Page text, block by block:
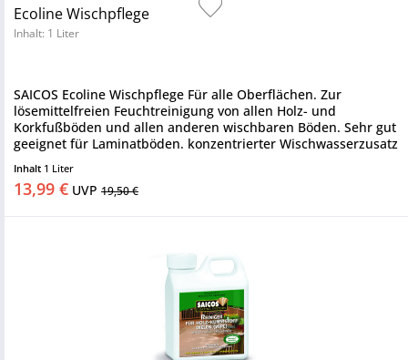
Ecoline Wischpflege
Inhalt: 1 Liter
SAICOS Ecoline Wischpflege Für alle Oberflächen. Zur
lösemittelfreien Feuchtreinigung von allen Holz- und
Korkfußböden und allen anderen wischbaren Böden. Sehr gut
geeignet für Laminatböden. konzentrierter Wischwasserzusatz
für alle...
Inhalt 1 Liter
13,99 € UVP 19,50 €